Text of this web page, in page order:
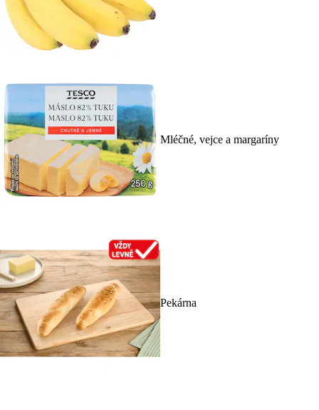
Mléčné, vejce a margaríny
Pekárna